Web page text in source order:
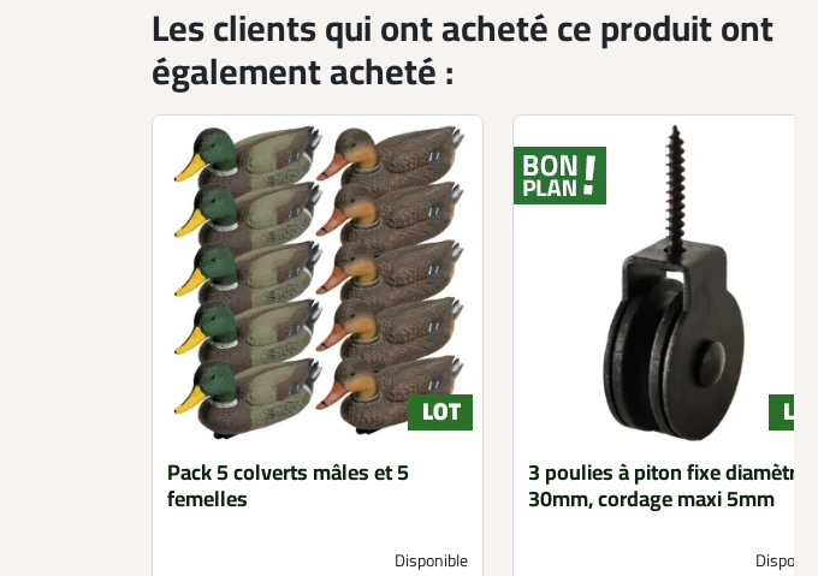
Les clients qui ont acheté ce produit ont
également acheté :
Pack 5 colverts mâles et 5
femelles
Disponible
3 poulies à piton fixe diamètre
30mm, cordage maxi 5mm
Disponible